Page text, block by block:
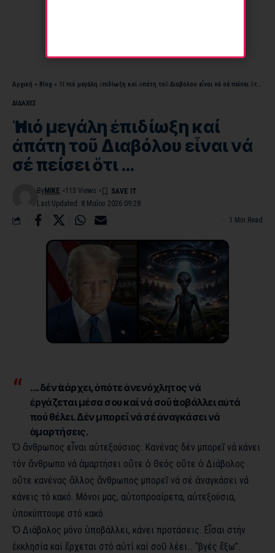
Αρχική » Blog » Ἡ πιό μεγάλη ἐπιδίωξη καί ἀπάτη τοῦ Διαβόλου εἶναι νά σέ πείσει ὅτι …
ΔΙΔΑΧΕΣ
Ἡ πιό μεγάλη ἐπιδίωξη καί
ἀπάτη τοῦ Διαβόλου εἶναι νά
σέ πείσει ὅτι …
Last Updated: 8 Μαΐου 2026 09:28
By MIKE 113 Views
1 Min Read
….δέν ὑπάρχει, ὁπότε ἀνενόχλητος νά
ἐργάζεται μέσα σου καί νά σοῦ ὑποβάλλει αὐτά
πού θέλει. Δέν μπορεῖ νά σέ ἀναγκάσει νά
ἁμαρτήσεις.
Ὁ ἄνθρωπος εἶναι αὐτεξούσιος. Κανένας δέν μπορεῖ νά κάνει
τόν ἄνθρωπο νά ἁμαρτήσει οὔτε ὁ Θεός οὔτε ὁ Διάβολος
οὔτε κανένας ἄλλος ἄνθρωπος μπορεῖ νά σέ ἀναγκάσει νά
κάνεις τό κακό. Μόνοι μας, αὐτοπροαίρετα, αὐτεξούσια,
ὑποκύπτουμε στό κακό.
Ὁ Διάβολος μόνο ὑποβάλλει, κάνει προτάσεις. Εἶσαι στήν
ἐκκλησία καί ἔρχεται στό αὐτί καί σοῦ λέει… “βγές ἔξω”.